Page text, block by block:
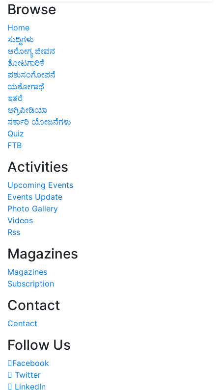
Browse
Home
ಸುದ್ದಿಗಳು
ಆರೋಗ್ಯ ಜೀವನ
ತೋಟಗಾರಿಕೆ
ಪಶುಸಂಗೋಪನೆ
ಯಶೋಗಾಥೆ
ಇತರೆ
ಅಗ್ರಿಪೀಡಿಯಾ
ಸರ್ಕಾರಿ ಯೋಜನೆಗಳು
Quiz
FTB
Activities
Upcoming Events
Events Update
Photo Gallery
Videos
Rss
Magazines
Magazines
Subscription
Contact
Contact
Follow Us
Facebook
Twitter
LinkedIn